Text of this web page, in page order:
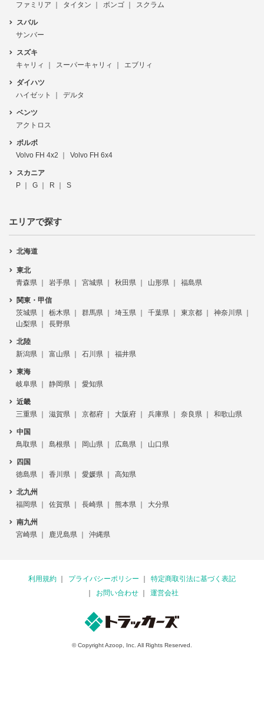
ファミリア
タイタン ボンゴ スクラム
スバル
サンバー
スズキ
キャリィ
スーパーキャリィ エブリィ
ダイハツ
ハイゼット
デルタ
ベンツ
アクトロス
ボルボ
Volvo FH 4x2
Volvo FH 6x4
スカニア
P
G R S
エリアで探す
北海道
東北
青森県
岩手県 宮城県 秋田県 山形県 福島県
関東・甲信
茨城県
栃木県 群馬県 埼玉県 千葉県 東京都
神奈川県
山梨県
長野県
北陸
新潟県
富山県 石川県 福井県
東海
岐阜県
静岡県 愛知県
近畿
三重県
滋賀県 京都府 大阪府 兵庫県 奈良県 和歌山県
中国
鳥取県
島根県 岡山県 広島県 山口県
四国
徳島県
香川県 愛媛県 高知県
北九州
福岡県
佐賀県 長崎県 熊本県 大分県
南九州
宮崎県
鹿児島県 沖縄県
利用規約 プライバシーポリシー
特定商取引法に基づく表記
お問い合わせ
運営会社
© Copyright Azoop, Inc. All Rights Reserved.